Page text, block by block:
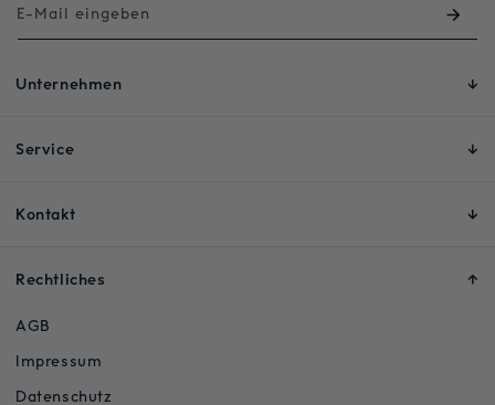
Unternehmen
Service
Kontakt
Rechtliches
AGB
Impressum
Datenschutz
E-Mail eingeben